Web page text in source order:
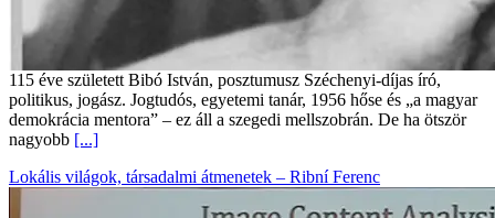
115 éve született Bibó István, posztumusz Széchenyi-díjas író,
politikus, jogász. Jogtudós, egyetemi tanár, 1956 hőse és „a magyar
demokrácia mentora” – ez áll a szegedi mellszobrán. De ha ötször
nagyobb [...]
Lokális világok, társadalmi átmenetek – Ribní Ferenc